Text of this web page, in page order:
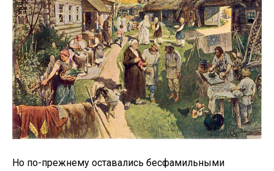
Но по-прежнему оставались бесфамильными